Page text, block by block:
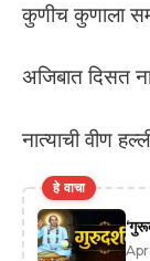
कुणीच कुणाला
अजिबात दिसत
नात्याची वीण
हे वाचा